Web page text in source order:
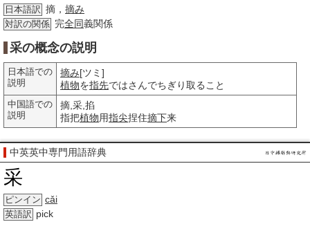
日本語訳 摘， 摘み
対訳の関係 完全同義関係
采の概念の説明
日本語での
説明
摘み[ツミ]
植物を指先ではさんでちぎり取ること
中国語での
説明
摘,采,掐
指把植物用指尖捏住摘下来
中英英中専門用語辞典
采
ピンイン cǎi
英語訳 pick